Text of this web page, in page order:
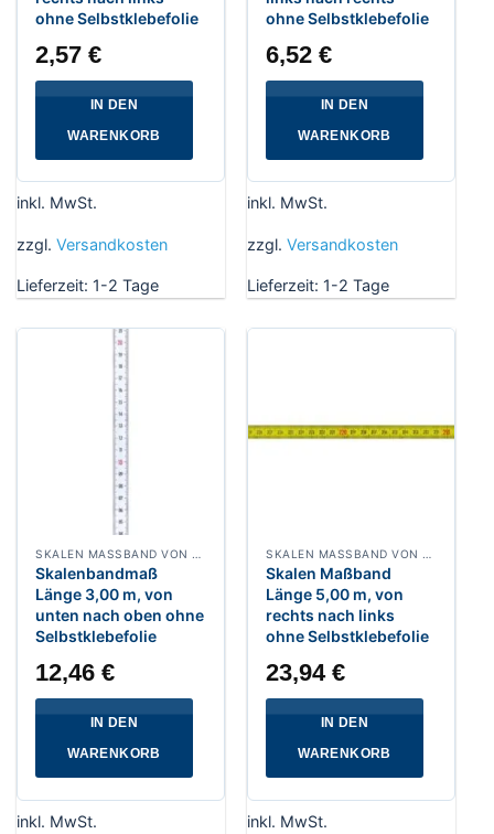
ohne Selbstklebefolie
2,57€
IN DEN
WARENKORB
inkl. MwSt.
zzgl. Versandkosten
Lieferzeit: 1-2 Tage
ohne Selbstklebefolie
6,52€
IN DEN
WARENKORB
inkl. MwSt.
zzgl. Versandkosten
Lieferzeit: 1-2 Tage
Skalenbandmaß
Länge 3,00 m, von
unten nach oben ohne
Selbstklebefolie
12,46€
IN DEN
WARENKORB
inkl. MwSt.
Skalen Maßband
Länge 5,00 m, von
rechts nach links
ohne Selbstklebefolie
23,94€
IN DEN
WARENKORB
inkl. MwSt.